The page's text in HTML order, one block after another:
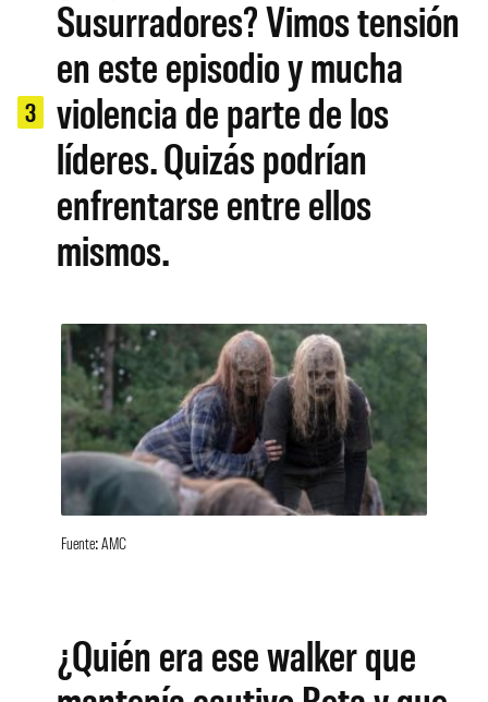
3
Susurradores? Vimos tensión
en este episodio y mucha
violencia de parte de los
líderes. Quizás podrían
enfrentarse entre ellos
mismos.
Fuente: AMC
¿Quién era ese walker que